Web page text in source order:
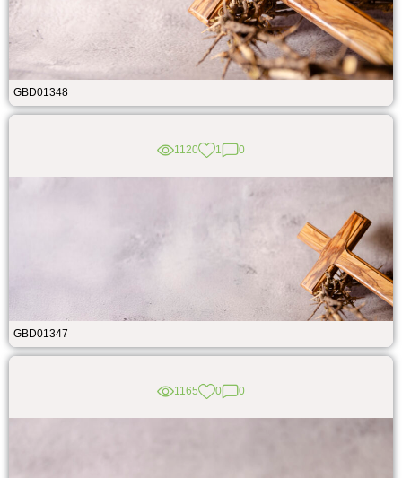
GBD01348
1120 1 0
GBD01347
1165 0 0